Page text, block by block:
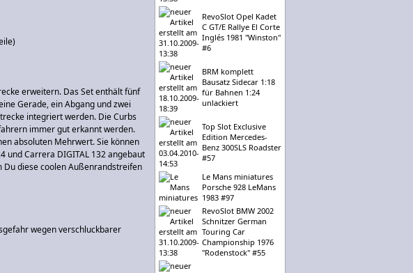
erweitern. Das Set enthält fünf
Gerade, ein Abgang und zwei
integriert werden. Die Curbs
immer gut erkannt werden.
absoluten Mehrwert. Sie können
und Carrera DIGITAL 132 angebaut
Du diese coolen Außenrandstreifen
wegen verschluckbarer
RevoSlot Opel Kadet
C GT/E Rallye El Corte
Inglés 1981 "Winston"
#6
BRM komplett
Bausatz Sidecar 1:18
für Bahnen 1:24
unlackiert
Top Slot Exclusive
Edition Mercedes-
Benz 300SLS Roadster
#57
Le Mans miniatures
Porsche 928 LeMans
1983 #97
RevoSlot BMW 2002
Schnitzer German
Touring Car
Championship 1976
"Rodenstock" #55